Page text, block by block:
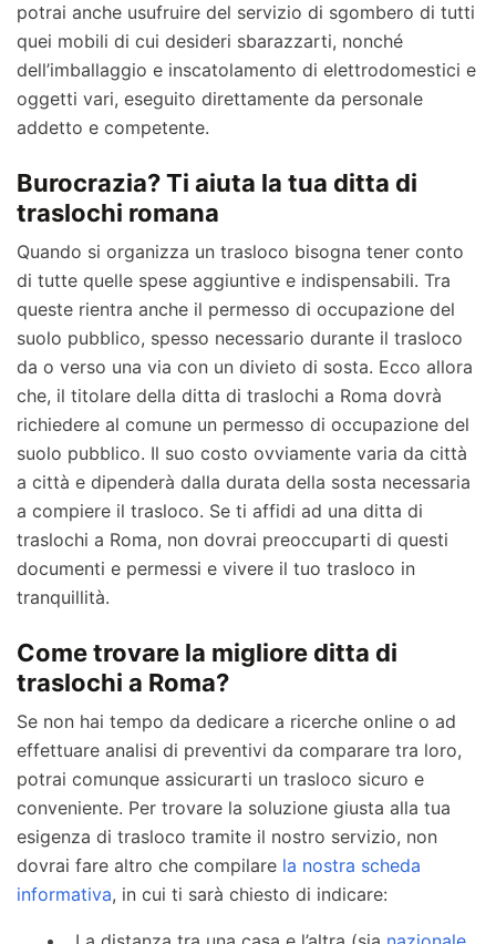
potrai anche usufruire del servizio di sgombero di tutti
quei mobili di cui desideri sbarazzarti, nonché
dell’imballaggio e inscatolamento di elettrodomestici e
oggetti vari, eseguito direttamente da personale
addetto e competente.
Burocrazia? Ti aiuta la tua ditta di
traslochi romana
Quando si organizza un trasloco bisogna tener conto
di tutte quelle spese aggiuntive e indispensabili. Tra
queste rientra anche il permesso di occupazione del
suolo pubblico, spesso necessario durante il trasloco
da o verso una via con un divieto di sosta. Ecco allora
che, il titolare della ditta di traslochi a Roma dovrà
richiedere al comune un permesso di occupazione del
suolo pubblico. Il suo costo ovviamente varia da città
a città e dipenderà dalla durata della sosta necessaria
a compiere il trasloco. Se ti affidi ad una ditta di
traslochi a Roma, non dovrai preoccuparti di questi
documenti e permessi e vivere il tuo trasloco in
tranquillità.
Come trovare la migliore ditta di
traslochi a Roma?
Se non hai tempo da dedicare a ricerche online o ad
effettuare analisi di preventivi da comparare tra loro,
potrai comunque assicurarti un trasloco sicuro e
conveniente. Per trovare la soluzione giusta alla tua
esigenza di trasloco tramite il nostro servizio, non
dovrai fare altro che compilare la nostra scheda
informativa, in cui ti sarà chiesto di indicare: